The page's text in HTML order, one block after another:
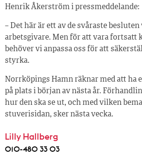
Henrik Åkerström i pressmeddelande:
– Det här är ett av de svåraste
arbetsgivare. Men för att vara fortsatt
behöver vi anpassa oss för att
styrka.
Norrköpings Hamn räknar med att ha
på plats i början av nästa år.
hur den ska se ut, och med vilken
stuverisidan, sker nästa vecka.
Lilly Hallberg
010-480 33 03